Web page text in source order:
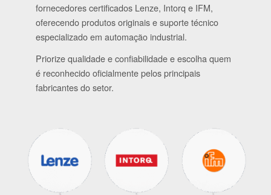
fornecedores certificados Lenze, Intorq e IFM,
oferecendo produtos originais e suporte técnico
especializado em automação industrial.
Priorize qualidade e confiabilidade e escolha quem
é reconhecido oficialmente pelos principais
fabricantes do setor.
Garanta oritmoda
sua linha de
nosso
estoque e conte
com reposição